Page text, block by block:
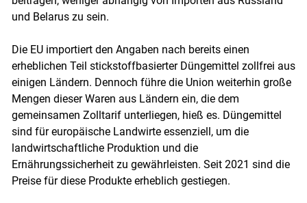
und Belarus zu sein.
Die EU importiert den Angaben nach bereits einen
erheblichen Teil stickstoffbasierter Düngemittel zollfrei aus
einigen Ländern. Dennoch führe die Union weiterhin große
Mengen dieser Waren aus Ländern ein, die dem
gemeinsamen Zolltarif unterliegen, hieß es. Düngemittel
sind für europäische Landwirte essenziell, um die
landwirtschaftliche Produktion und die
Ernährungssicherheit zu gewährleisten. Seit 2021 sind die
Preise für diese Produkte erheblich gestiegen.